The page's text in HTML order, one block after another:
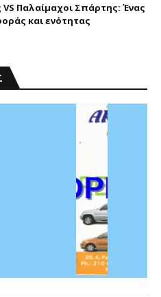
Παλαίμαχοι Σπάρτης: Ένας
και ενότητας